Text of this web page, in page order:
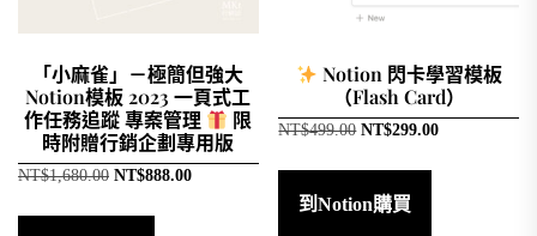
「小麻雀」－極簡但強大
Notion模板 2023 一頁式工
作任務追蹤 專案管理
限
時附贈行銷企劃專用版
NT$1,680.00 原
NT$888.00目
Notion 閃卡學習模板
（Flash Card）
NT$499.00 原
格：
NT$299.00目
到Notion購買